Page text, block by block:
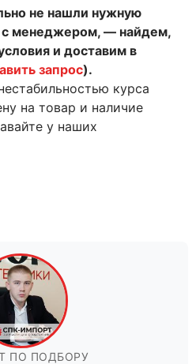
не нашли нужную
с менеджером, — найдем,
и доставим в
запрос).
курса
на товар и наличие
у наших
ПО ПОДБОРУ